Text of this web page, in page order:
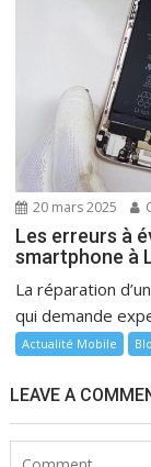
20 mars 2025
Les erreurs à
smartphone à
La réparation
qui demande
Actualité Mobile
LEAVE A